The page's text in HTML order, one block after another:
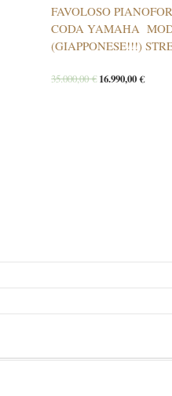
FAVOLOSO
CODA YAMAHA
(GIAPPONESE!!!)
35.000,00€ 16.990,00€